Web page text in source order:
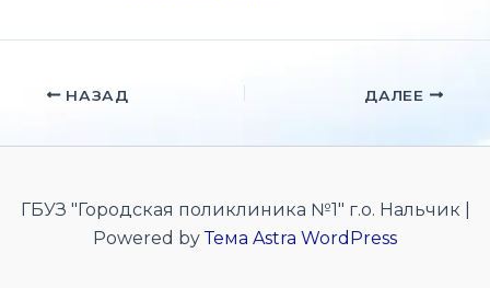
НАЗАД ДАЛЕЕ
ГБУЗ "Городская поликлиника №1" г.о. Нальчик |
Powered byТема Astra WordPress